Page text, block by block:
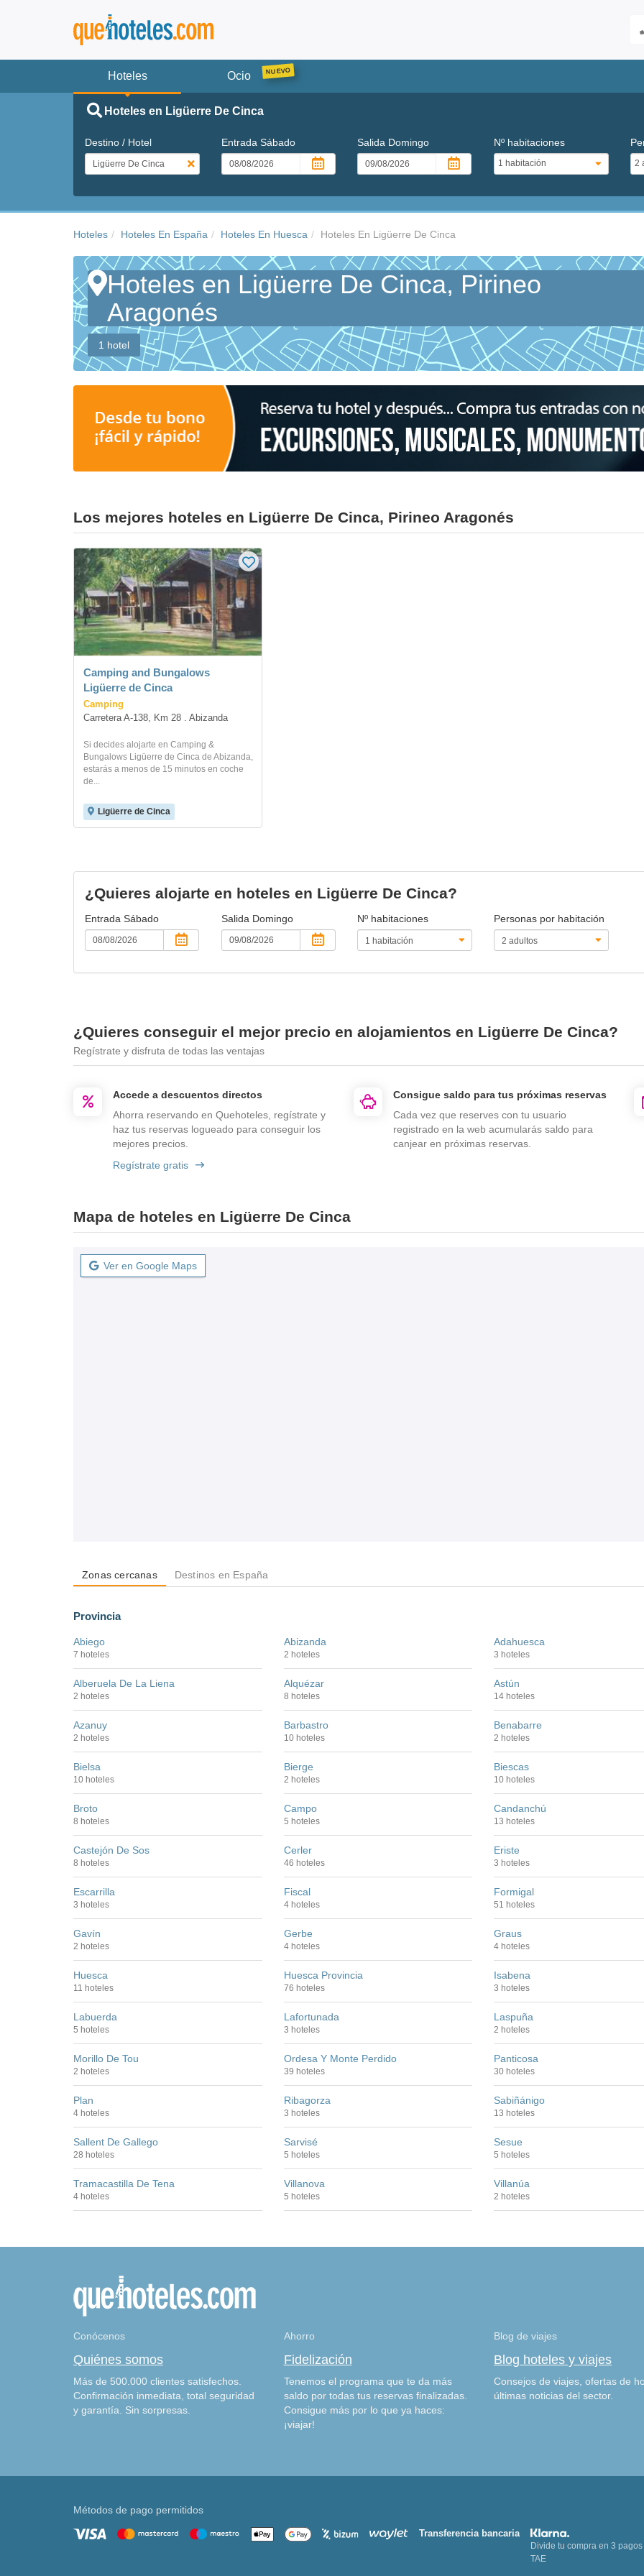
Hoteles Ocio
Hoteles en Ligüerre De Cinca
Destino / Hotel Entrada Sábado Salida Domingo Nº habitaciones
Hoteles Hoteles En España Hoteles En Huesca Hoteles En Ligüerre De Cinca
Hoteles en Ligüerre De Cinca, Pirineo
Aragonés
1 hotel
Los mejores hoteles en Ligüerre De Cinca, Pirineo Aragonés
Camping and Bungalows
Ligüerre de Cinca
Camping
Carretera A-138, Km 28 . Abizanda
Si decides alojarte en Camping &
Bungalows Ligüerre de Cinca de Abizanda,
estarás a menos de 15 minutos en coche
de...
Ligüerre de Cinca
¿Quieres alojarte en hoteles en Ligüerre De Cinca?
Entrada Sábado Salida Domingo Nº habitaciones
Personas por habitación
¿Quieres conseguir el mejor precio en alojamientos en Ligüerre De Cinca?
Regístrate y disfruta de todas las ventajas
Accede a descuentos directos
Ahorra reservando en Quehoteles, regístrate y
haz tus reservas logueado para conseguir los
mejores precios.
Regístrate gratis
Consigue saldo para tus próximas reservas
Cada vez que reserves con tu usuario
registrado en la web acumularás saldo para
canjear en próximas reservas.
Mapa de hoteles en Ligüerre De Cinca
Ver en Google Maps
Zonas cercanas Destinos en España
Provincia
Abiego
7 hoteles
Abizanda
2 hoteles
Adahuesca
3 hoteles
Alberuela De La Liena
2 hoteles
Alquézar
8 hoteles
Astún
14 hoteles
Azanuy
2 hoteles
Barbastro
10 hoteles
Benabarre
2 hoteles
Bielsa
10 hoteles
Bierge
2 hoteles
Biescas
10 hoteles
Broto
8 hoteles
Campo
5 hoteles
Candanchú
13 hoteles
Castejón De Sos
8 hoteles
Cerler
46 hoteles
Eriste
3 hoteles
Escarrilla
3 hoteles
Fiscal
4 hoteles
Formigal
51 hoteles
Gavín
2 hoteles
Gerbe
4 hoteles
Graus
4 hoteles
Huesca
11 hoteles
Huesca Provincia
76 hoteles
Isabena
3 hoteles
Labuerda
5 hoteles
Lafortunada
3 hoteles
Laspuña
2 hoteles
Morillo De Tou
2 hoteles
Ordesa Y Monte Perdido
39 hoteles
Panticosa
30 hoteles
Plan
4 hoteles
Ribagorza
3 hoteles
Sabiñánigo
13 hoteles
Sallent De Gallego
28 hoteles
Sarvisé
5 hoteles
Sesue
5 hoteles
Tramacastilla De Tena
4 hoteles
Villanova
5 hoteles
Villanúa
2 hoteles
Conócenos
Quiénes somos
Más de 500.000 clientes satisfechos.
Confirmación inmediata, total seguridad
y garantía. Sin sorpresas.
Ahorro
Fidelización
Tenemos el programa que te da más
saldo por todas tus reservas finalizadas.
Consigue más por lo que ya haces:
¡viajar!
Blog de viajes
Blog hoteles y viajes
Consejos de viajes, ofertas de
últimas noticias del sector.
Métodos de pago permitidos
Transferencia bancaria
Divide tu compra en 3 pagos
TAE